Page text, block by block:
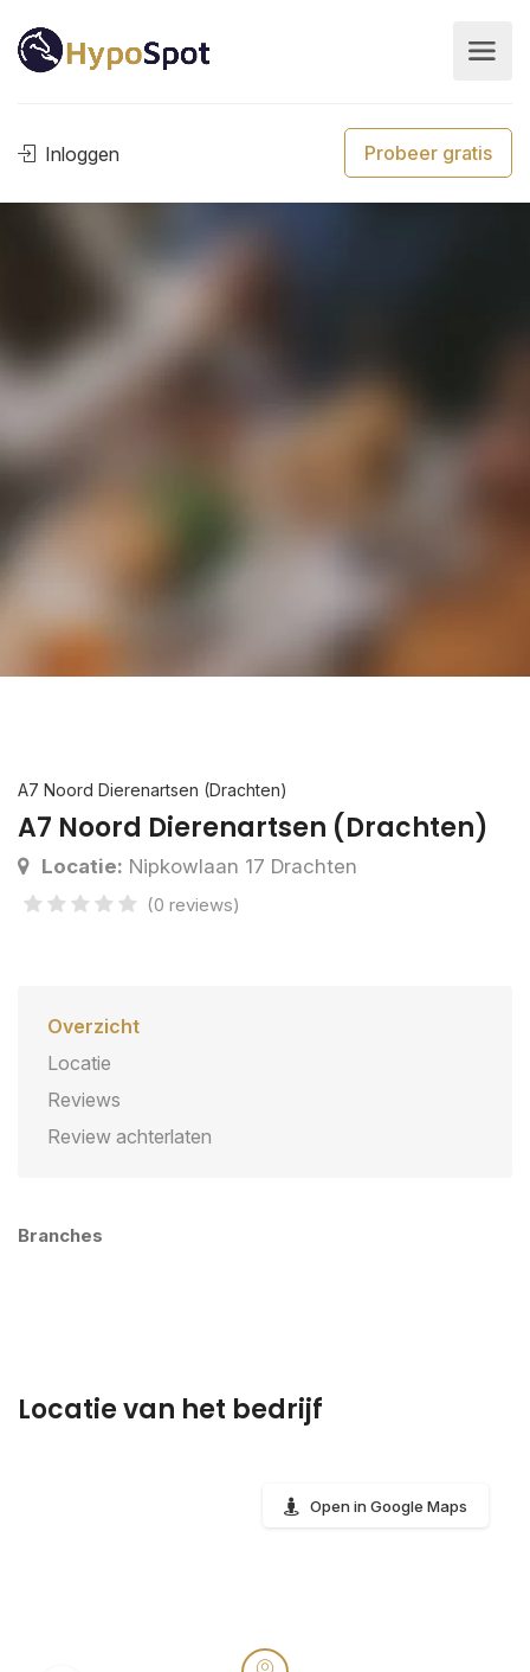
Inloggen Probeer gratis
A7 Noord Dierenartsen (Drachten)
A7 Noord Dierenartsen (Drachten)
Locatie: Nipkowlaan 17 Drachten
(0 reviews)
Overzicht
Locatie
Reviews
Review achterlaten
Branches
Locatie van het bedrijf
Open in Google Maps